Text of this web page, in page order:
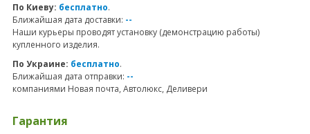
По Киеву: бесплатно.
Ближайшая дата доставки: --
Наши курьеры проводят установку (демонстрацию работы)
купленного изделия.
По Украине: бесплатно.
Ближайшая дата отправки: --
компаниями Новая почта, Автолюкс, Деливери
Гарантия